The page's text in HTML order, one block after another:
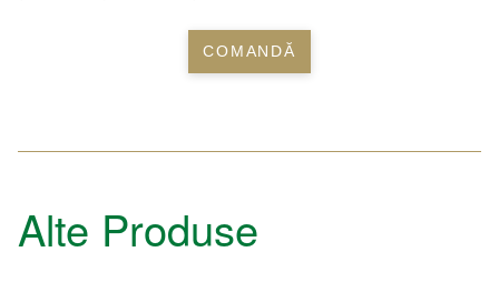
COMANDĂ
Alte Produse